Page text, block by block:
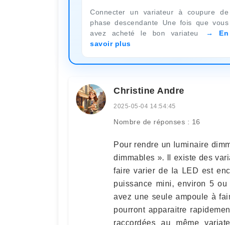
Connecter un variateur à coupure de
phase descendante Une fois que vous
avez acheté le bon variateu
En
savoir plus
Christine Andre
2025-05-04 14:54:45
Nombre de réponses : 16
Pour rendre un luminaire
dimmables ». Il existe des
faire varier de la LED est
puissance mini, environ 5
avez une seule ampoule à
pourront apparaitre
raccordées au même